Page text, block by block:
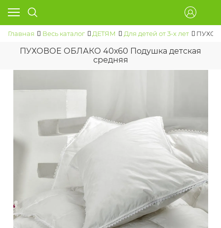
Главная Весь каталог ДЕТЯМ Для детей от 3-х лет
ПУХОВОЕ ОБЛАКО 40х60 Подушка детская
средняя